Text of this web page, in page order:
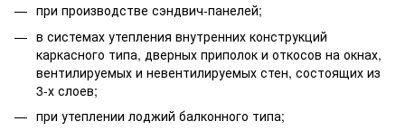
при производстве сэндвич-панелей;
в системах утепления внутренних конструкций
каркасного типа, дверных приполок и откосов на окнах,
вентилируемых и невентилируемых стен, состоящих из
3-х слоев;
при утеплении лоджий балконного типа;